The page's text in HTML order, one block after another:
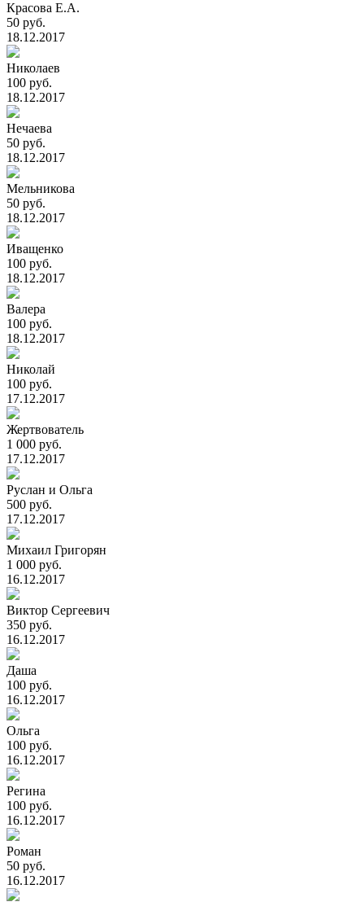
Красова Е.А.
50 руб.
18.12.2017
Николаев
100 руб.
18.12.2017
Нечаева
50 руб.
18.12.2017
Мельникова
50 руб.
18.12.2017
Иващенко
100 руб.
18.12.2017
Валера
100 руб.
18.12.2017
Николай
100 руб.
17.12.2017
Жертвователь
1 000 руб.
17.12.2017
Руслан и Ольга
500 руб.
17.12.2017
Михаил Григорян
1 000 руб.
16.12.2017
Виктор Сергеевич
350 руб.
16.12.2017
Даша
100 руб.
16.12.2017
Ольга
100 руб.
16.12.2017
Регина
100 руб.
16.12.2017
Роман
50 руб.
16.12.2017